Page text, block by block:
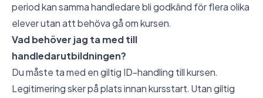
period kan samma handledare bli godkänd för flera olika
elever utan att behöva gå om kursen.
Vad behöver jag ta med till
handledarutbildningen?
Du måste ta med en giltig ID-handling till kursen.
Legitimering sker på plats innan kursstart. Utan giltig